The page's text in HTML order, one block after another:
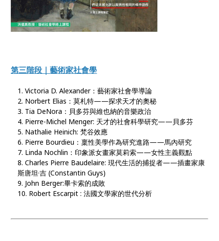
第三階段｜藝術家社會學
Victoria D. Alexander：藝術家社會學導論
Norbert Elias：莫札特——探求天才的奧秘
Tia DeNora：貝多芬與維也納的音樂政治
Pierre-Michel Menger: 天才的社會科學研究——貝多芬
Nathalie Heinich: 梵谷效應
Pierre Bourdieu：稟性美學作為研究進路——馬內研究
Linda Nochlin：印象派女畫家莫莉索——女性主義觀點
Charles Pierre Baudelaire: 現代生活的捕捉者——插畫家康
斯唐坦·吉 (Constantin Guys)
John Berger:畢卡索的成敗
Robert Escarpit : 法國文學家的世代分析